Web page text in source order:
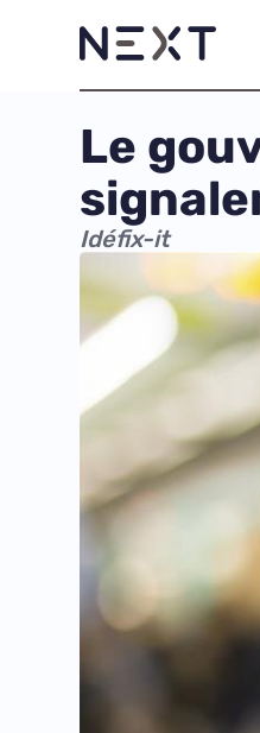
Le
Idéfix-it